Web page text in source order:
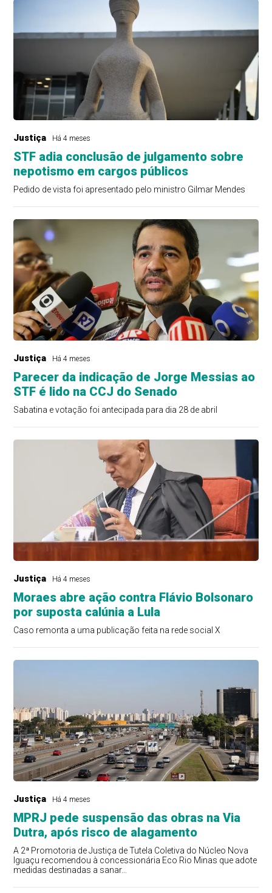
Justiça Há 4 meses
STF adia conclusão de julgamento sobre
nepotismo em cargos públicos
Pedido de vista foi apresentado pelo ministro Gilmar Mendes
Justiça Há 4 meses
Parecer da indicação de Jorge Messias ao
STF é lido na CCJ do Senado
Sabatina e votação foi antecipada para dia 28 de abril
Justiça Há 4 meses
Moraes abre ação contra Flávio Bolsonaro
por suposta calúnia a Lula
Caso remonta a uma publicação feita na rede social X
Justiça Há 4 meses
MPRJ pede suspensão das obras na Via
Dutra, após risco de alagamento
A 2ª Promotoria de Justiça de Tutela Coletiva do Núcleo Nova
Iguaçu recomendou à concessionária Eco Rio Minas que adote
medidas destinadas a sanar...